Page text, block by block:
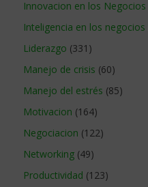
Innovacion en los Negocios
Inteligencia en los negocios
Liderazgo (331)
Manejo de crisis (60)
Manejo del estrés (85)
Motivacion (164)
Negociacion (122)
Networking (49)
Productividad (123)